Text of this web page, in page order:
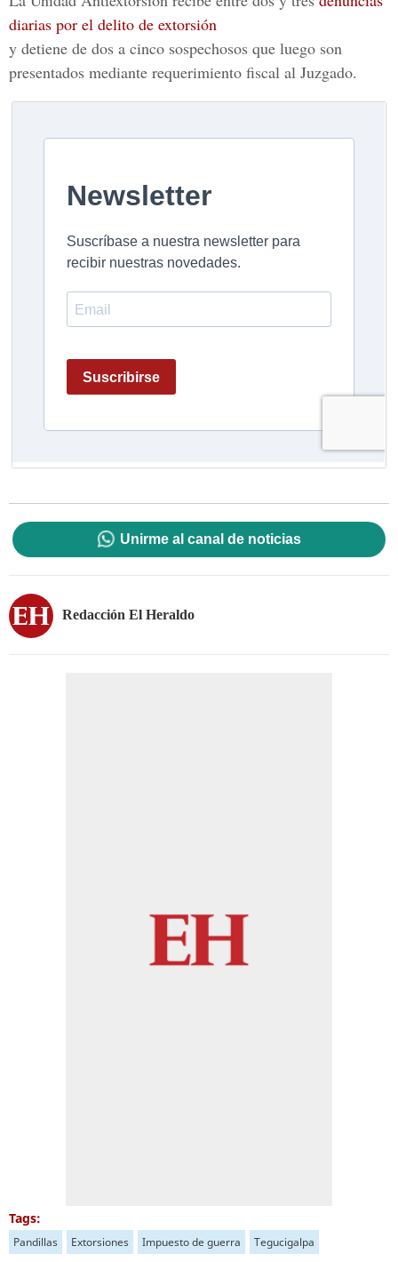
diarias por el delito de extorsión
y detiene de dos a cinco sospechosos que luego son
presentados mediante requerimiento fiscal al Juzgado.
Unirme al canal de noticias
Redacción El Heraldo
Tags:
Pandillas Extorsiones Impuesto de guerra Tegucigalpa